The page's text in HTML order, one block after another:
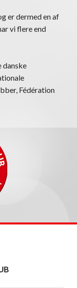
er dermed en af
vi flere end
danske
Fédération